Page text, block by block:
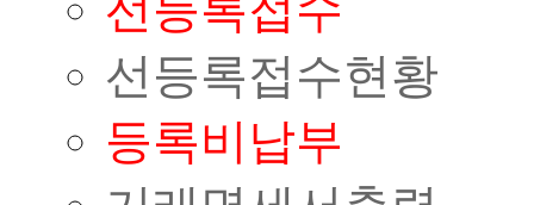
선등록접수현황
등록비납부